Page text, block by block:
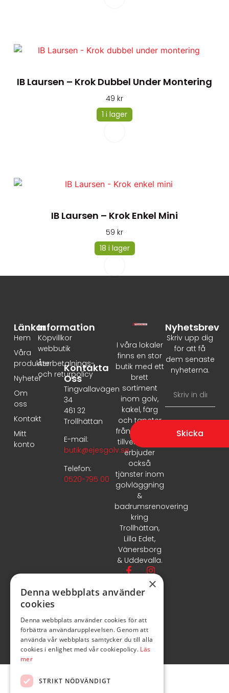
IB Laursen – Krok Dubbel Under Montering
49 kr
1 i lager
IB Laursen – Krok Enkel Mini
59 kr
18 i lager
I våra lokaler
finns en stor
butik med ett
brett
sortiment
inom golv,
kakel, färg
och tapeter
från ledande
tillverkare. Vi
erbjuder
också
tjänster inom
golvläggning
&
badrumsrenovering
kring
Trollhättan,
Lilla Edet,
Vänersborg
& Uddevalla.
Information
Köpvillkor
webbutik
Återbetalnings-
och returpolicy
Länkar
Hem
Våra
produkter
Nyheter
Om
oss
Kontakt
Mitt
konto
Kontakta
Oss
Tingvallavägen
34
461 32
Trollhättan
E-mail:
butik@ejesgolv.se
Telefon:
0520-795 00
Nyhetsbrev
Skriv upp dig
för att få
dem senaste
nyheterna.
Skicka
×
Denna webbplats använder
cookies
Denna webbplats använder cookies för att
förbättra användarupplevelsen. Genom att
använda vår webbplats samtycker du till alla
cookies i enlighet med vår cookiepolicy. Läs
mer
STRIKT NÖDVÄNDIGT